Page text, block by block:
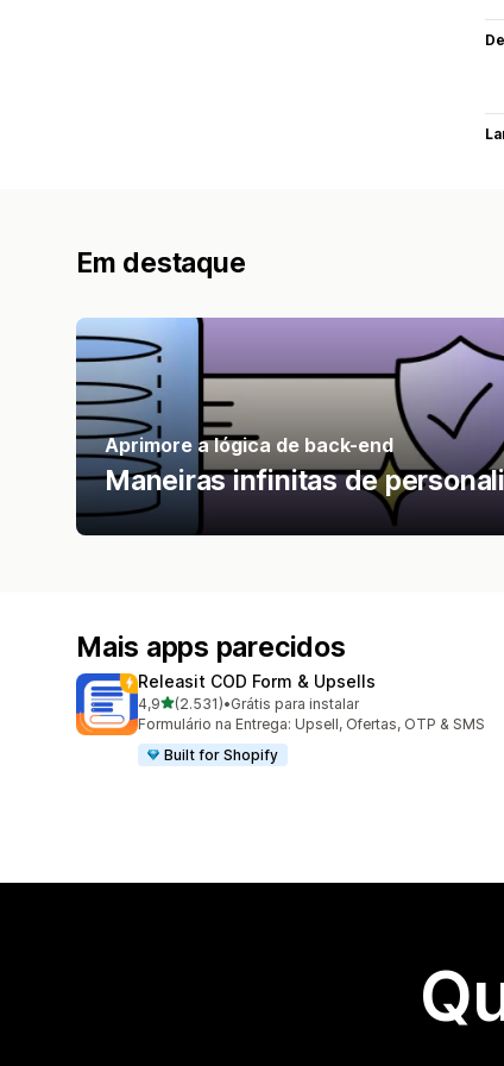
Em destaque
Aprimore a lógica de back-end
Maneiras infinitas de
Mais apps parecidos
Releasit COD Form & Upsells
4,9de 5 estrelas
(2.531)
2531 avaliações ao todo
•Grátis para instalar
Formulário na Entrega: Upsell, Ofertas, OTP & SMS
Built for Shopify